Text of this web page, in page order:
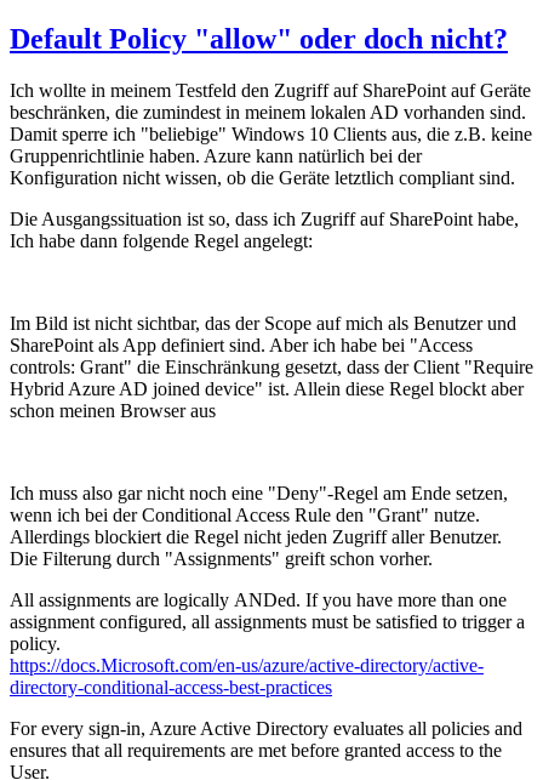
Default Policy "allow" oder doch nicht?
Ich wollte in meinem Testfeld den Zugriff auf SharePoint auf Geräte
beschränken, die zumindest in meinem lokalen AD vorhanden sind.
Damit sperre ich "beliebige" Windows 10 Clients aus, die z.B. keine
Gruppenrichtlinie haben. Azure kann natürlich bei der
Konfiguration nicht wissen, ob die Geräte letztlich compliant sind.
Die Ausgangssituation ist so, dass ich Zugriff auf SharePoint habe,
Ich habe dann folgende Regel angelegt:
Im Bild ist nicht sichtbar, das der Scope auf mich als Benutzer und
SharePoint als App definiert sind. Aber ich habe bei "Access
controls: Grant" die Einschränkung gesetzt, dass der Client "Require
Hybrid Azure AD joined device" ist. Allein diese Regel blockt aber
schon meinen Browser aus
Ich muss also gar nicht noch eine "Deny"-Regel am Ende setzen,
wenn ich bei der Conditional Access Rule den "Grant" nutze.
Allerdings blockiert die Regel nicht jeden Zugriff aller Benutzer.
Die Filterung durch "Assignments" greift schon vorher.
All assignments are logically ANDed. If you have more than one
assignment configured, all assignments must be satisfied to trigger a
policy.
https://docs.Microsoft.com/en-us/azure/active-directory/active-
directory-conditional-access-best-practices
For every sign-in, Azure Active Directory evaluates all policies and
ensures that all requirements are met before granted access to the
User.